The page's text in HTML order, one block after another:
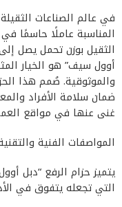
في عالم الصناعات
المناسبة عاملًا حاسمًا في
أوول سيف” هو الخيار
والموثوقية. صُمم هذا
ضمان سلامة الأفراد
غنى عنها في مواقع
المواصفات الفنية
يتميز حزام الرفع “دبل
التي تجعله يتفوق في